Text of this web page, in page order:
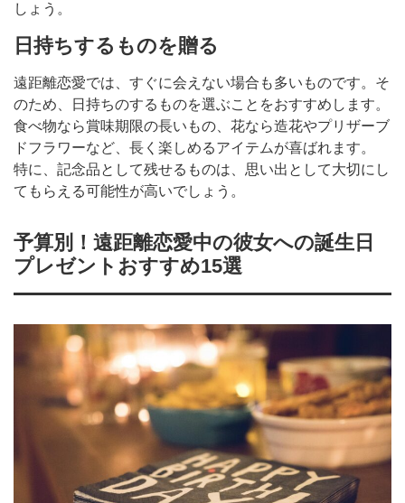
しょう。
日持ちするものを贈る
遠距離恋愛では、すぐに会えない場合も多いものです。そ
のため、日持ちのするものを選ぶことをおすすめします。
食べ物なら賞味期限の長いもの、花なら造花やプリザーブ
ドフラワーなど、長く楽しめるアイテムが喜ばれます。
特に、記念品として残せるものは、思い出として大切にし
てもらえる可能性が高いでしょう。
予算別！遠距離恋愛中の彼女への誕生日
プレゼントおすすめ15選